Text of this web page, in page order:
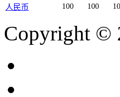
人民币
100 100
Copyright ©